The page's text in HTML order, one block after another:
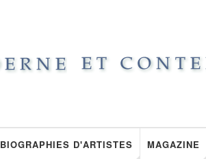
BIOGRAPHIES D'ARTISTES MAGAZINE